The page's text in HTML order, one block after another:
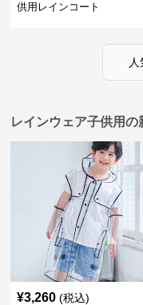
供用レインコート
レインウェア子供用の
¥3,260 (税込)